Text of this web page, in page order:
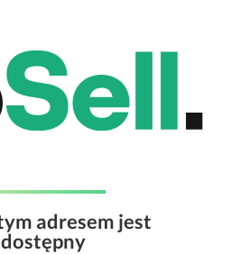
adresem jest